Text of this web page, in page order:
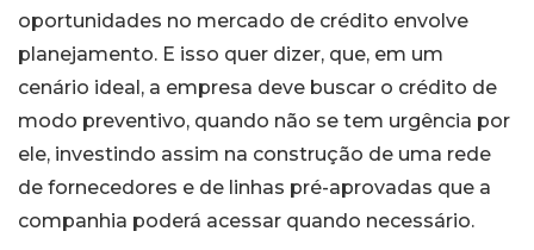
oportunidades no mercado de crédito envolve
planejamento. E isso quer dizer, que, em um
cenário ideal, a empresa deve buscar o crédito de
modo preventivo, quando não se tem urgência por
ele, investindo assim na construção de uma rede
de fornecedores e de linhas pré-aprovadas que a
companhia poderá acessar quando necessário.